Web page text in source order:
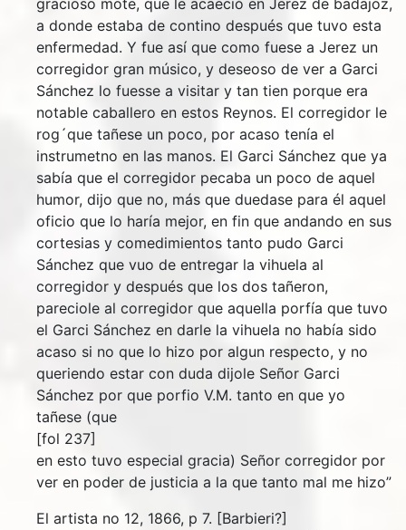
gracioso mote, que le acaeció en Jerez de badajoz,
a donde estaba de contino después que tuvo esta
enfermedad. Y fue así que como fuese a Jerez un
corregidor gran músico, y deseoso de ver a Garci
Sánchez lo fuesse a visitar y tan tien porque era
notable caballero en estos Reynos. El corregidor le
rog´que tañese un poco, por acaso tenía el
instrumetno en las manos. El Garci Sánchez que ya
sabía que el corregidor pecaba un poco de aquel
humor, dijo que no, más que duedase para él aquel
oficio que lo haría mejor, en fin que andando en sus
cortesias y comedimientos tanto pudo Garci
Sánchez que vuo de entregar la vihuela al
corregidor y después que los dos tañeron,
pareciole al corregidor que aquella porfía que tuvo
el Garci Sánchez en darle la vihuela no había sido
acaso si no que lo hizo por algun respecto, y no
queriendo estar con duda dijole Señor Garci
Sánchez por que porfio V.M. tanto en que yo
tañese (que
[fol 237]
en esto tuvo especial gracia) Señor corregidor por
ver en poder de justicia a la que tanto mal me hizo”
El artista no 12, 1866, p 7. [Barbieri?]